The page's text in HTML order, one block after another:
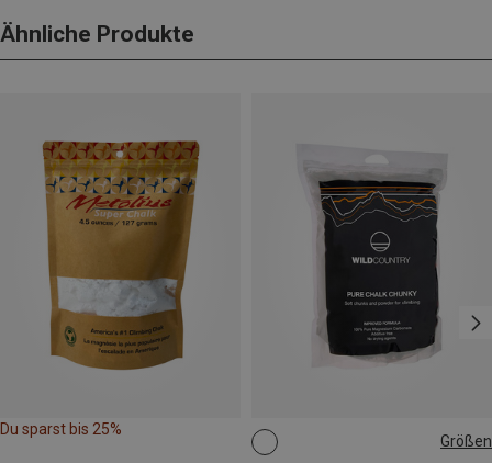
Ähnliche Produkte
Du sparst bis 25%
Größen
350G